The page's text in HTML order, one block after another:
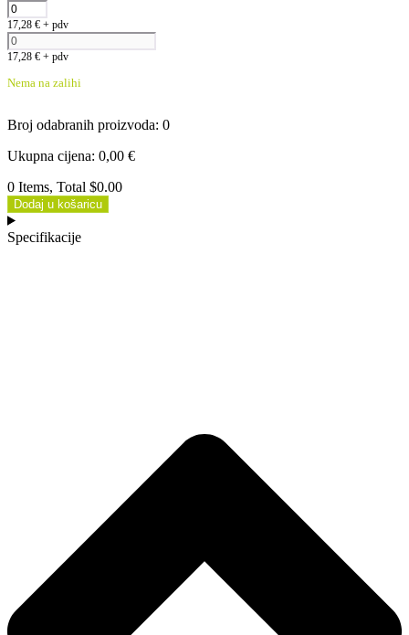
17,28 € + pdv
17,28 € + pdv
Nema na zalihi
Broj odabranih proizvoda: 0
Ukupna cijena: 0,00 €
0 Items, Total $0.00
Dodaj u košaricu
Specifikacije